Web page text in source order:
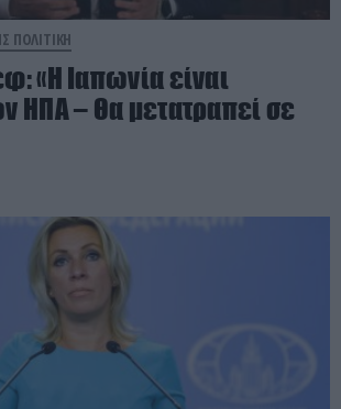
ΠΟΛΙΤΙΚΗ
«Η Ιαπωνία είναι
ΗΠΑ – Θα μετατραπεί σε